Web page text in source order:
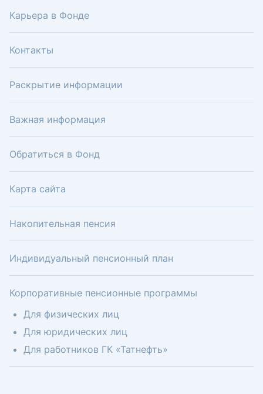
Карьера в Фонде
Контакты
Раскрытие информации
Важная информация
Обратиться в Фонд
Карта сайта
Накопительная пенсия
Индивидуальный пенсионный план
Корпоративные пенсионные программы
Для физических лиц
Для юридических лиц
Для работников ГК «Татнефть»